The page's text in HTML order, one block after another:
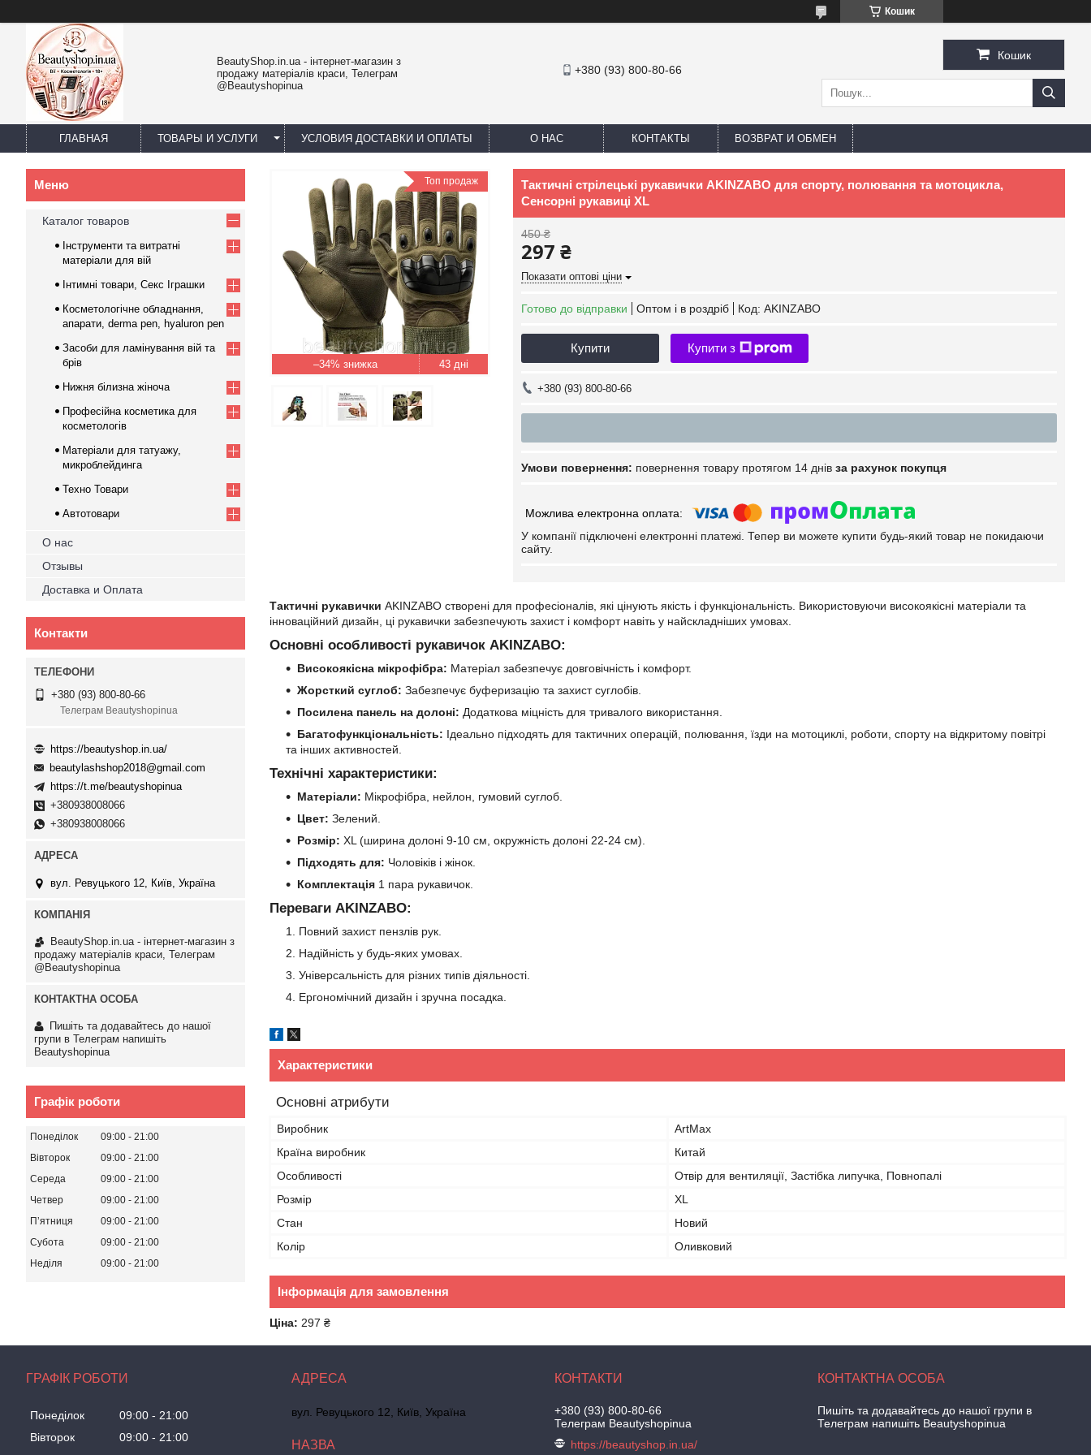
Кошик
BeautyShop.in.ua - інтернет-магазин з
продажу матеріалів краси, Телеграм
@Beautyshopinua
+380 (93) 800-80-66
Кошик
ГЛАВНАЯ ТОВАРЫ И УСЛУГИ УСЛОВИЯ ДОСТАВКИ И ОПЛАТЫ О НАС КОНТАКТЫ ВОЗВРАТ И ОБМЕН
–34% 43 дні
Топ продаж
Тактичні стрілецькі рукавички AKINZABO для спорту, полювання та мотоцикла,
Сенсорні рукавиці XL
450 ₴
297 ₴
Показати оптові ціни
Готово до відправки Оптом і в роздріб Код: AKINZABO
Купити Купити з
+380 (93) 800-80-66
повернення товару протягом 14 днів за рахунок покупця
У компанії підключені електронні платежі. Тепер ви можете купити будь-який товар не покидаючи
сайту.
Тактичні рукавички AKINZABO створені для професіоналів, які цінують якість і функціональність. Використовуючи високоякісні матеріали та
інноваційний дизайн, ці рукавички забезпечують захист і комфорт навіть у найскладніших умовах.
Основні особливості рукавичок AKINZABO:
Високоякісна мікрофібра: Матеріал забезпечує довговічність і комфорт.
Жорсткий суглоб: Забезпечує буферизацію та захист суглобів.
Посилена панель на долоні: Додаткова міцність для тривалого використання.
Багатофункціональність: Ідеально підходять для тактичних операцій, полювання, їзди на мотоциклі, роботи, спорту на відкритому повітрі
та інших активностей.
Технічні характеристики:
Матеріали: Мікрофібра, нейлон, гумовий суглоб.
Цвет: Зелений.
Розмір: XL (ширина долоні 9-10 см, окружність долоні 22-24 см).
Підходять для: Чоловіків і жінок.
Комплектація 1 пара рукавичок.
Переваги AKINZABO:
Повний захист пензлів рук.
Надійність у будь-яких умовах.
Універсальність для різних типів діяльності.
Ергономічний дизайн і зручна посадка.
Характеристики
Основні атрибути
Виробник
ArtMax
Країна виробник
Китай
Особливості
Отвір для вентиляції, Застібка липучка, Повнопалі
Розмір
XL
Стан
Новий
Колір
Оливковий
Інформація для замовлення
Ціна: 297 ₴
Каталог товаров
Інструменти та витратні
матеріали для вій
Інтимні товари, Секс Іграшки
Косметологічне обладнання,
апарати, derma pen, hyaluron pen
Засоби для ламінування вій та
брів
Нижня білизна жіноча
Професійна косметика для
косметологів
Матеріали для татуажу,
микроблейдинга
Техно Товари
Автотовари
О нас
Отзывы
Доставка и Оплата
Контакти
+380 (93) 800-80-66
Телеграм Beautyshopinua
https://beautyshop.in.ua/
beautylashshop2018@gmail.com
https://t.me/beautyshopinua
+380938008066
+380938008066
вул. Ревуцького 12, Київ, Україна
BeautyShop.in.ua - інтернет-магазин з
продажу матеріалів краси, Телеграм
@Beautyshopinua
Пишіть та додавайтесь до нашої
групи в Телеграм напишіть
Beautyshopinua
Графік роботи
Понеділок 09:00
21:00
Вівторок
09:00
21:00
Середа
09:00
21:00
Четвер
09:00
21:00
Пʼятниця
09:00
21:00
Субота
09:00
21:00
Неділя
09:00 21:00
ГРАФІК РОБОТИ
Понеділок 09:00
21:00
Вівторок
09:00
21:00
вул. Ревуцького 12, Київ, Україна
+380 (93) 800-80-66
Телеграм Beautyshopinua
https://beautyshop.in.ua/
Пишіть та додавайтесь до нашої групи в
Телеграм напишіть Beautyshopinua